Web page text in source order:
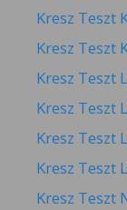
Kresz Teszt
Kresz Teszt
Kresz Teszt
Kresz Teszt
Kresz Teszt
Kresz Teszt
Kresz Teszt